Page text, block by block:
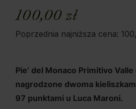
100,00zł
Poprzednia najniższa cena:
Pie’ del Monaco Primitivo Valle
nagrodzone dwoma
97 punktami u Luca Maroni.